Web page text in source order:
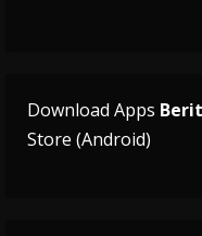
Download Apps
Store (Android)